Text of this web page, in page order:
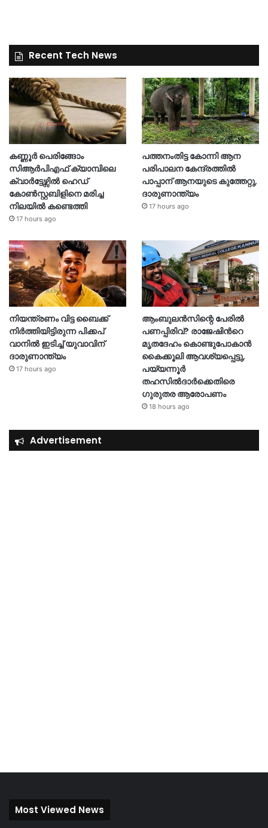
Recent Tech News
കണ്ണൂർ പെരിങ്ങോം
സിആർപിഎഫ് ക്യാമ്പിലെ
ക്വാർട്ടേഴ്സിൽ ഹെഡ്
കോൺസ്റ്റബിളിനെ മരിച്ച
നിലയിൽ കണ്ടെത്തി
17 hours ago
പത്തനംതിട്ട കോന്നി ആന
പരിപാലന കേന്ദ്രത്തിൽ
പാപ്പാന് ആനയുടെ കുത്തേറ്റു,
ദാരുണാന്ത്യം
17 hours ago
നിയന്ത്രണം വിട്ട ബൈക്ക്
നിർത്തിയിട്ടിരുന്ന പിക്കപ്
വാനിൽ ഇടിച്ച് യുവാവിന്
ദാരുണാന്ത്യം
17 hours ago
ആംബുലൻസിന്റെ പേരിൽ
പണപ്പിരിവ്? രാജേഷിന്‍റെ
മൃതദേഹം കൊണ്ടുപോകാൻ
കൈക്കൂലി ആവശ്യപ്പെട്ടു,
പയ്യന്നൂർ
തഹസിൽദാർക്കെതിരെ
ഗുരുതര ആരോപണം
18 hours ago
Advertisement
Most Viewed News